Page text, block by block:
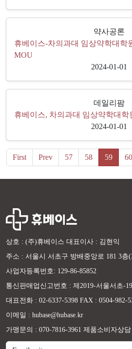
약사공론
휴베이스-차의과대 임상약학대학
MOU
2024-01-01
데일리팜
휴베이스, 차의과대 임상약학대학
2024-01-01
First Prev 57 58 59 60
상호 : (주)휴베이스 대표이사 : 김현익
주소 : 서울시 서초구 방배중앙로 181 3층
사업자등록번호: 129-86-85852
통신판매업신고번호 : 제2019-서울서초-
대표전화 : 02-6337-5398 FAX : 0504-982-
이메일 : hubase@hubase.kr
가맹문의 : 070-7816-3961 제품소비자상담